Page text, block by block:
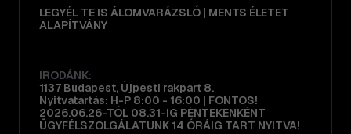
LEGYÉL TE IS ÁLOMVARÁZSLÓ | MENTS ÉLETET
ALAPÍTVÁNY
IRODÁNK:
1137 Budapest, Újpesti rakpart 8.
Nyitvatartás: H-P 8:00 - 16:00 | FONTOS!
2026.06.26-TÓL 08.31-IG PÉNTEKENKÉNT
ÜGYFÉLSZOLGÁLATUNK 14 ÓRÁIG TART NYITVA!